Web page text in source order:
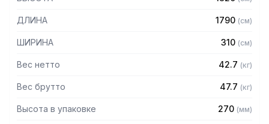
430 толщиной 1,2 мм
— Четыре перфорированные полки из нержавеющей
стали марки AISI 304 толщиной 0,8 мм
— Расстояние между полками регулируемое с шагом 120
— Регулируемые опоры
ДЛИНА 1790 (см)
ШИРИНА 310 (см)
Вес нетто 42.7 (кг)
Вес брутто 47.7 (кг)
Высота в упаковке 270 (мм)